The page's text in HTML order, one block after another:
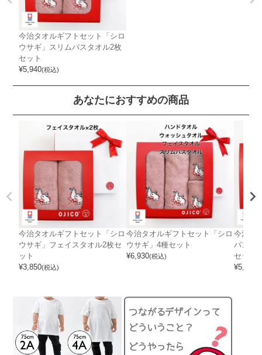
今治タオルギフトセット「シロ
ウサギ」スリムバスタオル2枚
セット
¥5,940(税込)
あなたにおすすめの商品
今治タオルギフトセット「シロ
ウサギ」フェイスタオル2枚セ
ット
¥3,850(税込)
今治タオルギフトセット「シロ
ウサギ」4種セット
¥6,930(税込)
今治タ
パンダ
セット
¥5,940